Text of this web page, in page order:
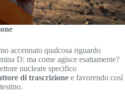
accennato qualcosa riguardo
D: ma come agisce esattamente?
nucleare specifico
di trascrizione e favorendo così